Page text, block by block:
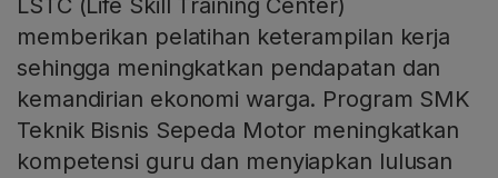
LSTC (Life Skill Training Center)
memberikan pelatihan keterampilan kerja
sehingga meningkatkan pendapatan dan
kemandirian ekonomi warga. Program SMK
Teknik Bisnis Sepeda Motor meningkatkan
kompetensi guru dan menyiapkan lulusan